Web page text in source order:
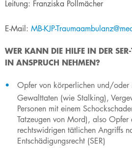
​​​​​​​​​​Leitung: Franziska Pollmächer
E-Mail: MB-KJP-
WER KANN DIE HILFE IN DER
IN ANSPRUCH NEHMEN?​
​Opfer von körperlichen und/oder
Gewalttaten (wie Stalking),
Personen mit einem
Tatzeugen von Mord), also Opfer
rechtswidrigen tätlichen Angriffs
Entschädigungsrecht (SER)​​